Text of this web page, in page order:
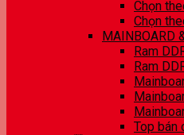
Chọn
Chọn
MAINBOARD
Ram
Ram
Top bán